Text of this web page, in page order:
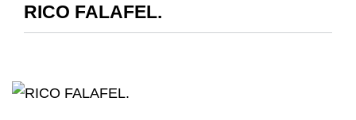
RICO FALAFEL.